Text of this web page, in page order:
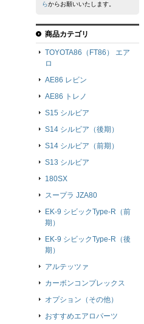
らからお願いいたします。
商品カテゴリ
TOYOTA86（FT86） エア
ロ
AE86 レビン
AE86 トレノ
S15 シルビア
S14 シルビア（後期）
S14 シルビア（前期）
S13 シルビア
180SX
スープラ JZA80
EK-9 シビックType-R（前
期）
EK-9 シビックType-R（後
期）
アルテッツァ
カーボンコンプレックス
オプション（その他）
おすすめエアロパーツ